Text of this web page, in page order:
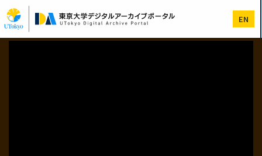
イ
ン
コ
EN